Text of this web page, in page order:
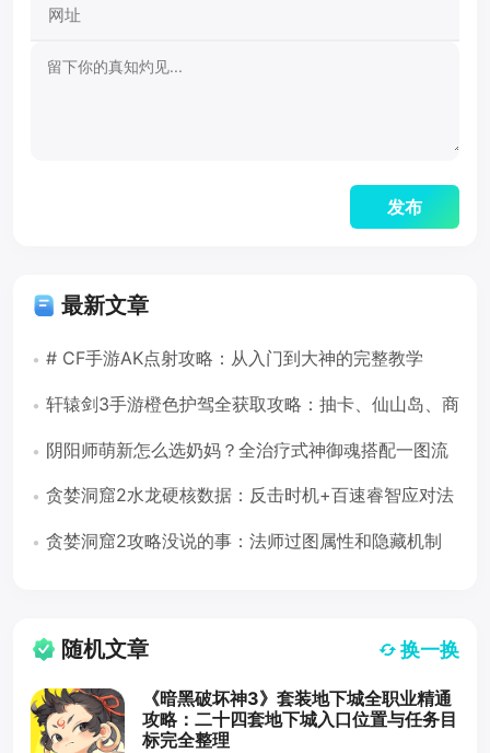
最新文章
# CF手游AK点射攻略：从入门到大神的完整教学
轩辕剑3手游橙色护驾全获取攻略：抽卡、仙山岛、商
阴阳师萌新怎么选奶妈？全治疗式神御魂搭配一图流
贪婪洞窟2水龙硬核数据：反击时机+百速睿智应对法
贪婪洞窟2攻略没说的事：法师过图属性和隐藏机制
随机文章 换一换
《暗黑破坏神3》套装地下城全职业精通
攻略：二十四套地下城入口位置与任务目
标完全整理